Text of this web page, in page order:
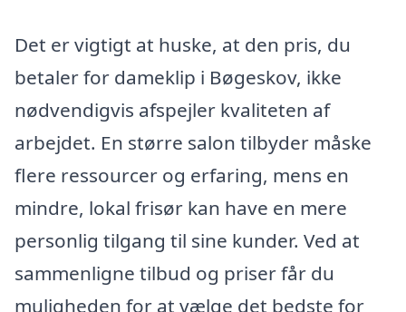
Det er vigtigt at huske, at den pris, du
betaler for dameklip i Bøgeskov, ikke
nødvendigvis afspejler kvaliteten af
arbejdet. En større salon tilbyder måske
flere ressourcer og erfaring, mens en
mindre, lokal frisør kan have en mere
personlig tilgang til sine kunder. Ved at
sammenligne tilbud og priser får du
muligheden for at vælge det bedste for